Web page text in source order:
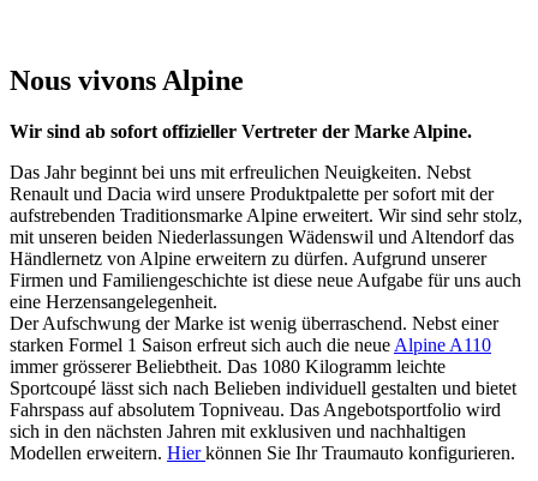
Nous vivons Alpine
Wir sind ab sofort offizieller Vertreter der Marke Alpine.
Das Jahr beginnt bei uns mit erfreulichen Neuigkeiten. Nebst
Renault und Dacia wird unsere Produktpalette per sofort mit der
aufstrebenden Traditionsmarke Alpine erweitert. Wir sind sehr stolz,
mit unseren beiden Niederlassungen Wädenswil und Altendorf das
Händlernetz von Alpine erweitern zu dürfen. Aufgrund unserer
Firmen und Familiengeschichte ist diese neue Aufgabe für uns auch
eine Herzensangelegenheit.
Der Aufschwung der Marke ist wenig überraschend. Nebst einer
starken Formel 1 Saison erfreut sich auch die neue Alpine A110
immer grösserer Beliebtheit. Das 1080 Kilogramm leichte
Sportcoupé lässt sich nach Belieben individuell gestalten und bietet
Fahrspass auf absolutem Topniveau. Das Angebotsportfolio wird
sich in den nächsten Jahren mit exklusiven und nachhaltigen
Modellen erweitern. Hierkönnen Sie Ihr Traumauto konfigurieren.